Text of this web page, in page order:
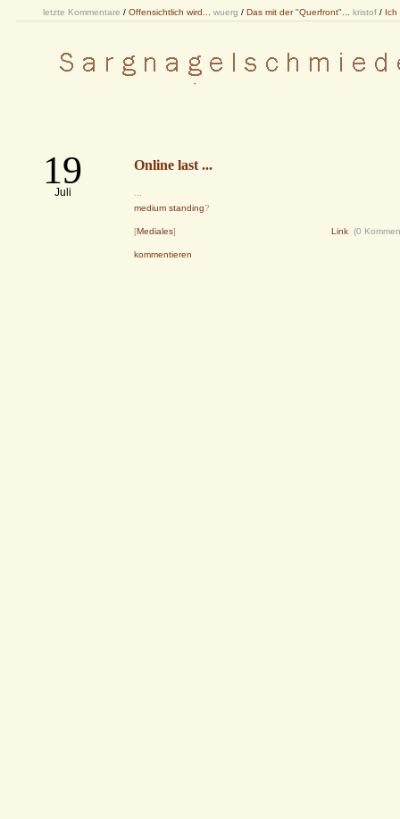
letzte Kommentare / Offensichtlich wird... wuerg / Das mit der "Querfront"... kristof / Ich
19
Juli
Online last ...
medium standing?
[Mediales] Link (0
kommentieren